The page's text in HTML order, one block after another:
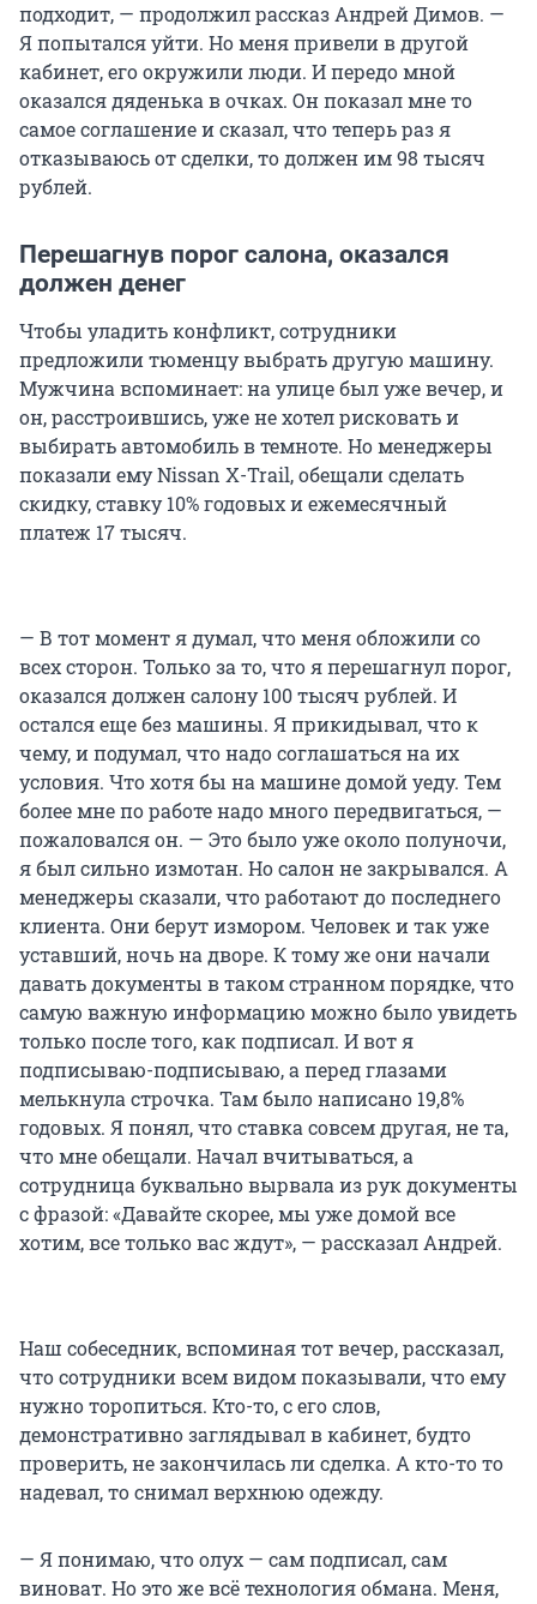
подходит, — продолжил рассказ Андрей Димов. —
Я попытался уйти. Но меня привели в другой
кабинет, его окружили люди. И передо мной
оказался дяденька в очках. Он показал мне то
самое соглашение и сказал, что теперь раз я
отказываюсь от сделки, то должен им 98 тысяч
рублей.
Перешагнув порог салона, оказался
должен денег
Чтобы уладить конфликт, сотрудники
предложили тюменцу выбрать другую машину.
Мужчина вспоминает: на улице был уже вечер, и
он, расстроившись, уже не хотел рисковать и
выбирать автомобиль в темноте. Но менеджеры
показали ему Nissan X-Trail, обещали сделать
скидку, ставку 10% годовых и ежемесячный
платеж 17 тысяч.
— В тот момент я думал, что меня обложили со
всех сторон. Только за то, что я перешагнул порог,
оказался должен салону 100 тысяч рублей. И
остался еще без машины. Я прикидывал, что к
чему, и подумал, что надо соглашаться на их
условия. Что хотя бы на машине домой уеду. Тем
более мне по работе надо много передвигаться, —
пожаловался он. — Это было уже около полуночи,
я был сильно измотан. Но салон не закрывался. А
менеджеры сказали, что работают до последнего
клиента. Они берут измором. Человек и так уже
уставший, ночь на дворе. К тому же они начали
давать документы в таком странном порядке, что
самую важную информацию можно было увидеть
только после того, как подписал. И вот я
подписываю-подписываю, а перед глазами
мелькнула строчка. Там было написано 19,8%
годовых. Я понял, что ставка совсем другая, не та,
что мне обещали. Начал вчитываться, а
сотрудница буквально вырвала из рук документы
с фразой: «Давайте скорее, мы уже домой все
хотим, все только вас ждут», — рассказал Андрей.
Наш собеседник, вспоминая тот вечер, рассказал,
что сотрудники всем видом показывали, что ему
нужно торопиться. Кто-то, с его слов,
демонстративно заглядывал в кабинет, будто
проверить, не закончилась ли сделка. А кто-то то
надевал, то снимал верхнюю одежду.
— Я понимаю, что олух — сам подписал, сам
виноват. Но это же всё технология обмана. Меня,